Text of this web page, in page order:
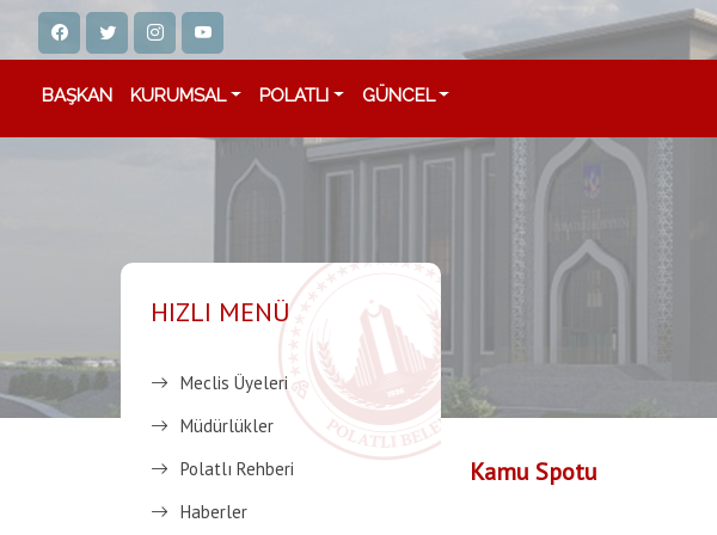
BAŞKAN KURUMSAL POLATLI GÜNCEL
HIZLI MENÜ
Meclis Üyeleri
Müdürlükler
Polatlı Rehberi
Haberler
Kamu Spotu